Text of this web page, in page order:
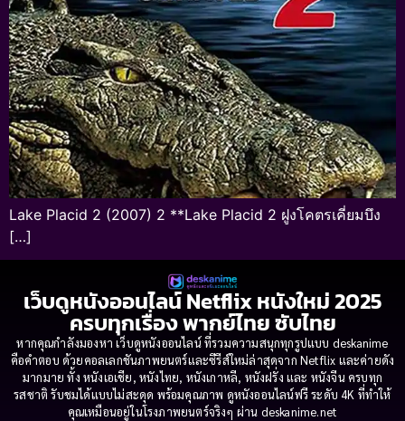
Lake Placid 2 (2007) 2 **Lake Placid 2 ฝูงโคตรเคี่ยมบึง
[…]
เว็บดูหนังออนไลน์ Netflix หนังใหม่ 2025
ครบทุกเรื่อง พากย์ไทย ซับไทย
หากคุณกำลังมองหา เว็บดูหนังออนไลน์ ที่รวมความสนุกทุกรูปแบบ deskanime
คือคำตอบ ด้วยคอลเลกชันภาพยนตร์และซีรีส์ใหม่ล่าสุดจาก Netflix และค่ายดัง
มากมาย ทั้ง หนังเอเชีย, หนังไทย, หนังเกาหลี, หนังฝรั่ง และ หนังจีน ครบทุก
รสชาติ รับชมได้แบบไม่สะดุด พร้อมคุณภาพ ดูหนังออนไลน์ฟรี ระดับ 4K ที่ทำให้
คุณเหมือนอยู่ในโรงภาพยนตร์จริงๆ ผ่าน deskanime.net